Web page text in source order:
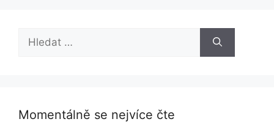
Momentálně se nejvíce čte